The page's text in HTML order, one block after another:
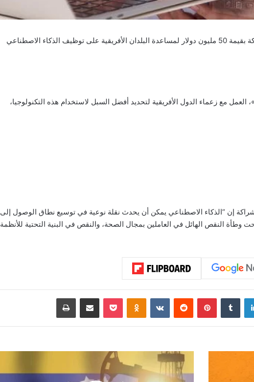
أعلنت مؤسسة “جيتس” و”أوبن إيه.آي” إطلاق شراكة بقيمة 50 مليون دولار لمساعدة البلدان الأفريقية على توظيف الذكاء الاصطناعي
وتعتزم الشراكة، التي تحمل اسم «هورايزون 1000»، العمل مع زعماء الدول الأفريقية لتحديد أفضل السبل لاستخدام هذه التكنولوجيا،
إن “الذكاء الاصطناعي يمكن أن يحدث نقلة نوعية في توسيع نطاق الوصول إلى
وطأة النقص الهائل في العاملين بمجال الصحة، والنقص في البنية التحتية للأنظمة
لينكدإن ‏Tumblr بينتيريست ‏Reddit
‏VKontakte
Odnoklassniki
‫Pocket مشاركة عبر البريد طباعة
ز